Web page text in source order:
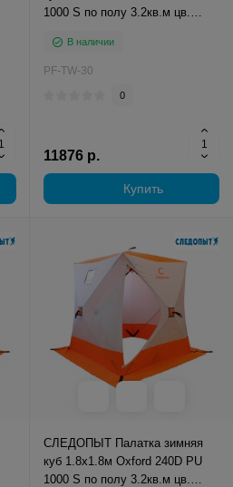
1000 S по полу 3.2кв.м цв.
В наличии
PF-TW-30
0
11876 р.
Купить
СЛЕДОПЫТ Палатка зимняя
куб 1.8х1.8м Oxford 240D PU
1000 S по полу 3.2кв.м цв.